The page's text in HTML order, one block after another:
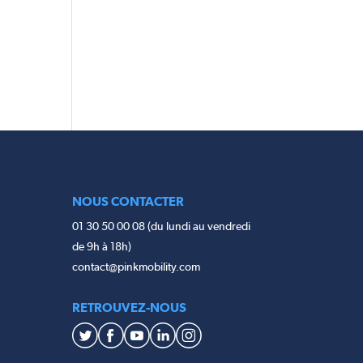
NOUS CONTACTER
01 30 50 00 08 (du lundi au vendredi
de 9h à 18h)
contact@pinkmobility.com
RETROUVEZ-NOUS